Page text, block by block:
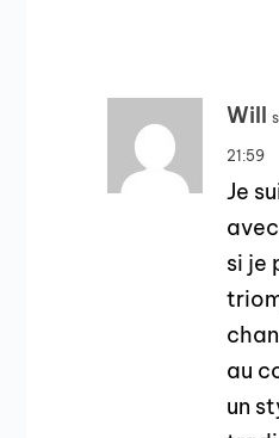
Will
21:59
Je
si je
au
un